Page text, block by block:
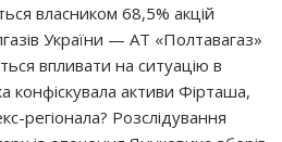
власником 68,5% акцій
України — АТ «Полтавагаз»
впливати на ситуацію в
конфіскувала активи Фірташа,
регіонала? Розслідування